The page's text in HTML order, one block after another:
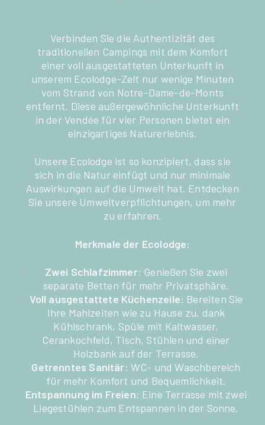
Verbinden Sie die Authentizität des
traditionellen Campings mit dem Komfort
einer voll ausgestatteten Unterkunft in
unserem Ecolodge-Zelt nur wenige Minuten
vom Strand von Notre-Dame-de-Monts
entfernt. Diese außergewöhnliche Unterkunft
in der Vendée für vier Personen bietet ein
einzigartiges Naturerlebnis.
Unsere Ecolodge ist so konzipiert, dass sie
sich in die Natur einfügt und nur minimale
Auswirkungen auf die Umwelt hat. Entdecken
Sie unsere Umweltverpflichtungen, um mehr
zu erfahren.
Merkmale der Ecolodge:
Zwei Schlafzimmer: Genießen Sie zwei
separate Betten für mehr Privatsphäre.
Voll ausgestattete Küchenzeile: Bereiten Sie
Ihre Mahlzeiten wie zu Hause zu, dank
Kühlschrank, Spüle mit Kaltwasser,
Cerankochfeld, Tisch, Stühlen und einer
Holzbank auf der Terrasse.
Getrenntes Sanitär: WC- und Waschbereich
für mehr Komfort und Bequemlichkeit.
Entspannung im Freien: Eine Terrasse mit zwei
Liegestühlen zum Entspannen in der Sonne.